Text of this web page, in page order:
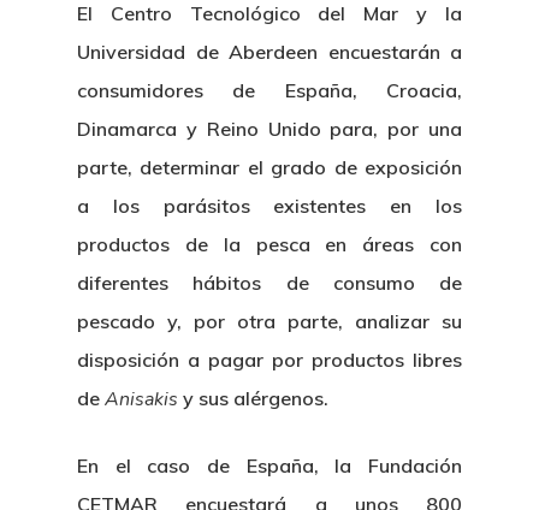
El Centro Tecnológico del Mar y la
Universidad de Aberdeen encuestarán a
consumidores de España, Croacia,
Dinamarca y Reino Unido para, por una
parte, determinar el grado de exposición
a los parásitos existentes en los
productos de la pesca en áreas con
diferentes hábitos de consumo de
pescado y, por otra parte, analizar su
disposición a pagar por productos libres
de Anisakis y sus alérgenos.
En el caso de España, la Fundación
CETMAR encuestará a unos 800